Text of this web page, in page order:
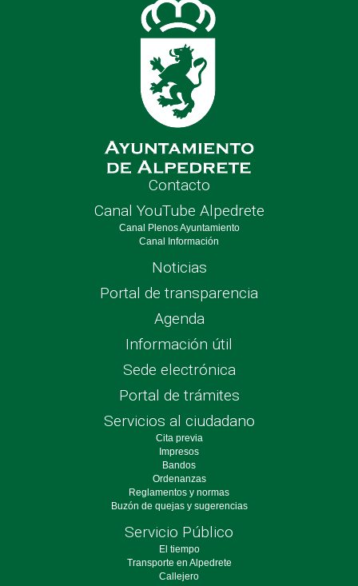
Contacto
Canal YouTube Alpedrete
Canal Plenos Ayuntamiento
Canal Información
Noticias
Portal de transparencia
Agenda
Información útil
Sede electrónica
Portal de trámites
Servicios al ciudadano
Cita previa
Impresos
Bandos
Ordenanzas
Reglamentos y normas
Buzón de quejas y sugerencias
Servicio Público
El tiempo
Transporte en Alpedrete
Callejero